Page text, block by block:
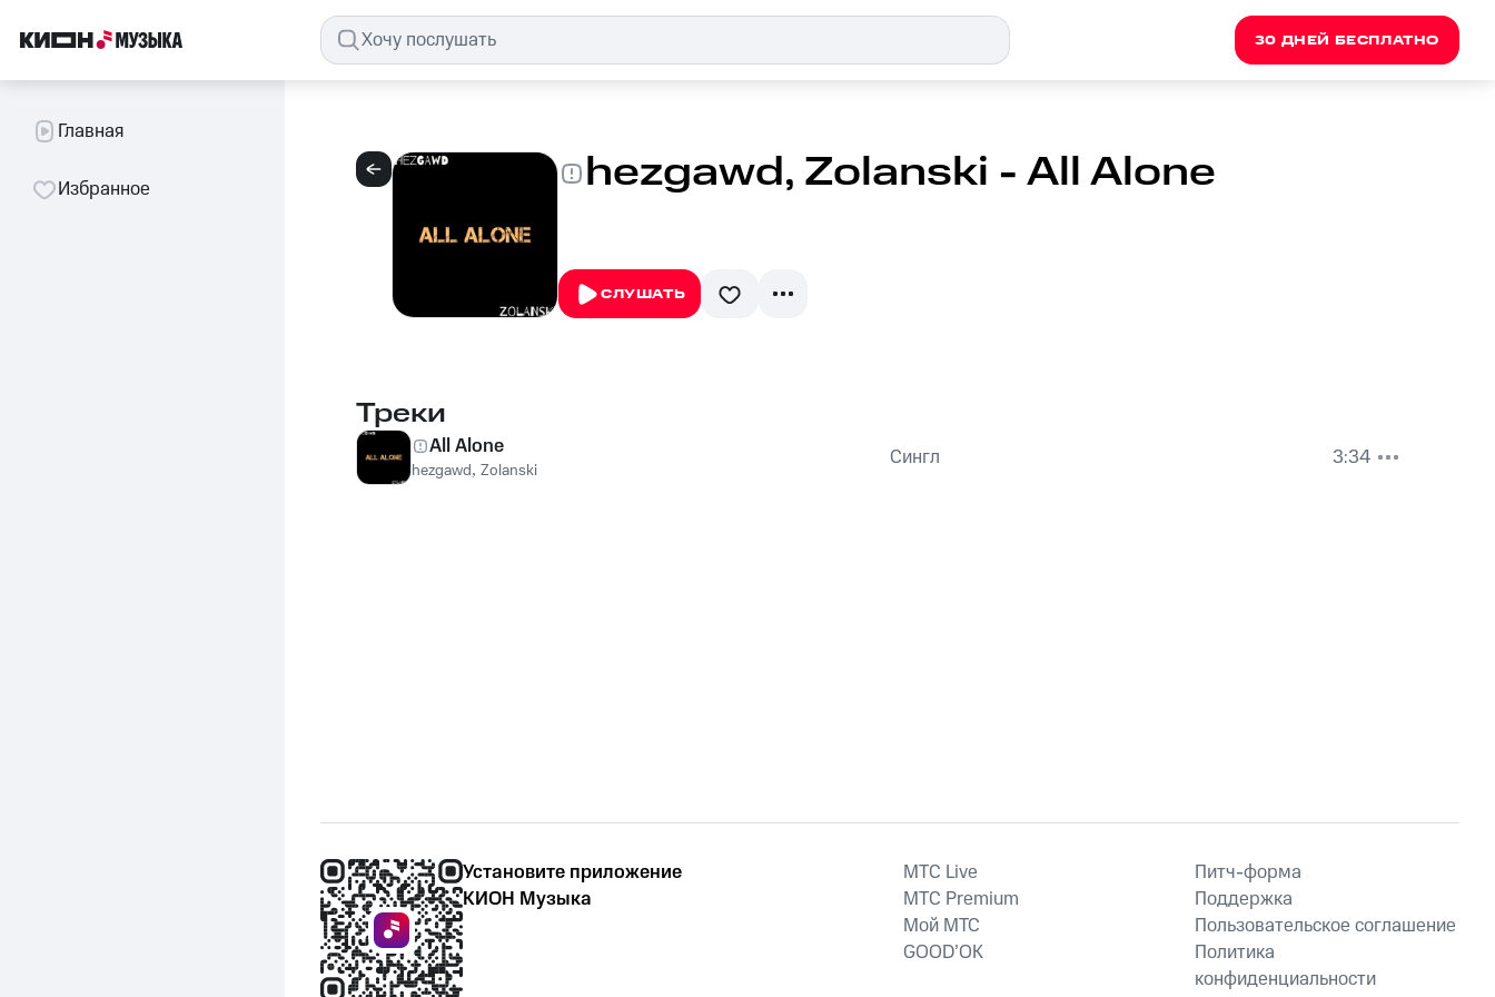
30 ДНЕЙ БЕСПЛАТНО
Главная
Избранное hezgawd, Zolanski - All Alone
СЛУШАТЬ
Треки
All Alone
hezgawd, Zolanski Сингл 3:34
Установите приложение
КИОН Музыка
MTС Live
MTС Premium
Мой МТС
GOOD’OK
Питч-форма
Поддержка
Пользовательское соглашение
Политика
конфиденциальности